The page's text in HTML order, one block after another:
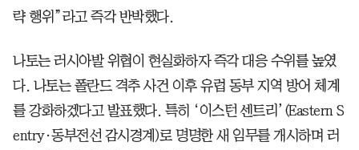
략 행위”라고 즉각 반박했다.
나토는 러시아발 위협이 현실화하자 즉각 대응 수위를 높였
다. 나토는 폴란드 격추 사건 이후 유럽 동부 지역 방어 체계
를 강화하겠다고 발표했다. 특히 ‘이스턴 센트리’(Eastern S
entry·동부전선 감시경계)로 명명한 새 임무를 개시하며 러